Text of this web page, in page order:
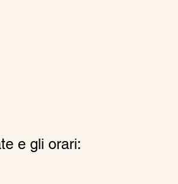
e gli orari: